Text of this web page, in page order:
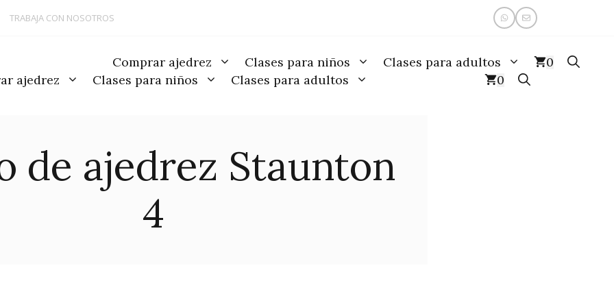
TRABAJA CON NOSOTROS
Comprar ajedrez Clases para niños Clases para adultos
0
ajedrez
Clases para niños Clases para adultos 0
de ajedrez Staunton
4